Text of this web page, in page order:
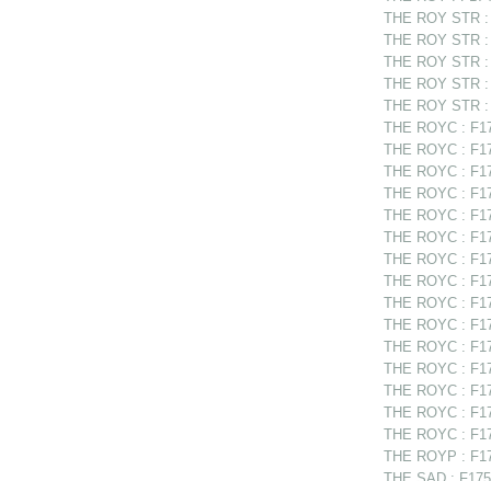
THE ROY STR
THE ROY STR
THE ROY STR
THE ROY STR
THE ROY STR
THE ROYC :
THE ROYC :
THE ROYC :
THE ROYC :
THE ROYC :
THE ROYC :
THE ROYC :
THE ROYC :
THE ROYC :
THE ROYC :
THE ROYC :
THE ROYC :
THE ROYC :
THE ROYC :
THE ROYC :
THE ROYP :